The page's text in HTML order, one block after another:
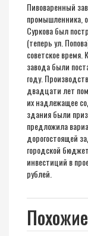
Пивоваренный
промышленника,
Суркова был
(теперь ул.
советское время.
завода были
году.
двадцати лет
их надлежащее
здания были
предложила
дорогостоящей
городской
инвестиций в
рублей.